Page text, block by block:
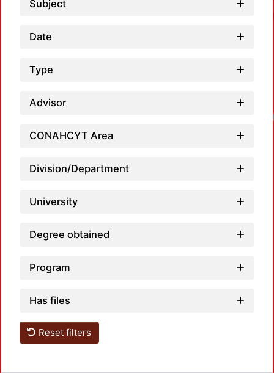
Subject
Date
Type
Advisor
CONAHCYT Area
Division/Department
University
Degree obtained
Program
Has files
Reset filters